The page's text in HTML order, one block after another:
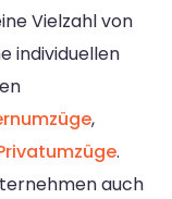
Vielzahl von
individuellen
,
.
auch